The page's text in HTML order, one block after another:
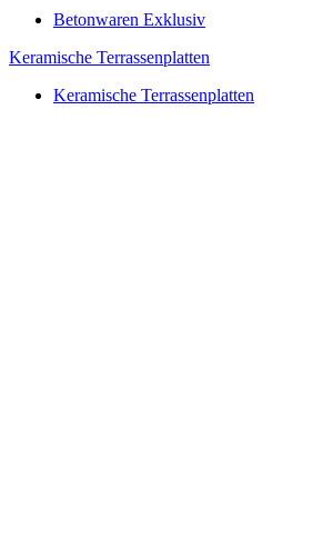
Betonwaren Exklusiv
Keramische Terrassenplatten
Keramische Terrassenplatten